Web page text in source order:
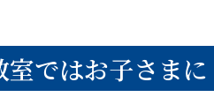
ではお子さまに